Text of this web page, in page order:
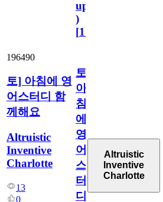
update
)
[110
196490
토] 아침에 영
어스터디 함
께해요
Altruistic
Inventive
Charlotte
13
0
토]
아
침
에
영
어
스
터
디
Altruistic
Inventive
Charlotte